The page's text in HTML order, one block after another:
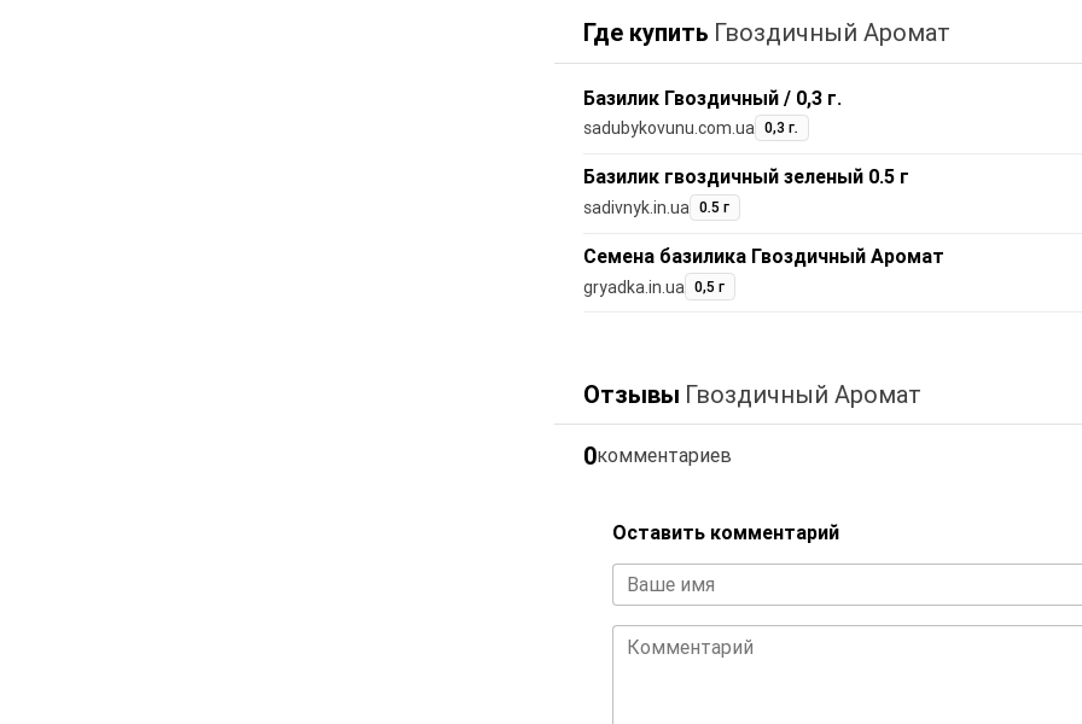
Где купить Гвоздичный Аромат
Базилик Гвоздичный / 0,3 г.
sadubykovunu.com.ua 0,3 г.
Базилик гвоздичный зеленый 0.5 г
sadivnyk.in.ua 0.5 г
Семена базилика Гвоздичный Аромат
gryadka.in.ua 0,5 г
Отзывы Гвоздичный Аромат
0комментариев
Оставить комментарий
Ваше имя
Комментарий